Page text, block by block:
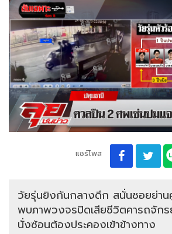
แชร์โพส
วัยรุ่นยิงกันกลางดึก สนั่นซอยย่า
พบภาพวงจรปิดเสียชีวิตคารถจัก
นั่งซ้อนต้องประคองเข้าข้างทาง